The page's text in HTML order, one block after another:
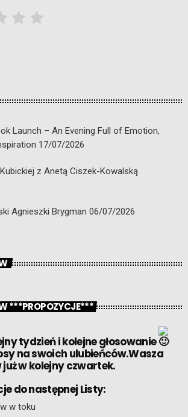
Launch – An Evening Full of Emotion,
17/07/2026
z Anetą Ciszek-Kowalską
Agnieszki Brygman 06/07/2026
***PROPOZYCJE***
tydzień i kolejne głosowanie
na swoich ulubieńców.Wasza
już w kolejny czwartek.
do następnej Listy:
w toku